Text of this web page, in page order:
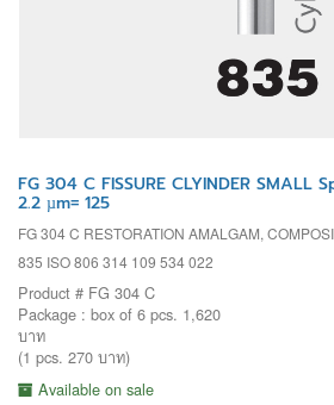
FG 304 C FISSURE CLYINDER SMALL
2.2 µm= 125
FG 304 C RESTORATION AMALGAM,
835 ISO 806 314 109 534 022
Product # FG 304 C
Package : box of 6 pcs. 1,620
บาท
(1 pcs. 270 บาท)
Available on sale